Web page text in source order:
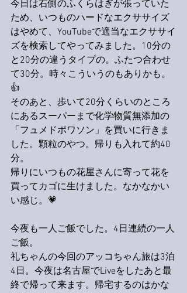
今日は右側のふくらはぎが張っていた
ため、いつものハードなエクササイズ
はやめて、YouTubeで適当なエクササイ
ズを検索してやってみました。10分の
と20分の違うタイプの。ふたつ合わせ
て30分。時々こういうのもありかも。
👍
そのあと、歩いて20分くらいのところ
にあるスーパーまで化学物質無添加の
「フュメドポワソン」を買いに行きま
した。顆粒のやつ。帰りも入れて約40
分。
帰りにいつもの花屋さんに寄って花を
買ってカゴに生けました。なかなかい
い感じ。💗
今夜も一人ご飯でした。4日連続の一人
ご飯。
礼ちゃんの今回のアッコちゃん旅は3泊
4日。今夜は名古屋でLiveをしたあと最
終で帰って来ます。帰宅するのはかな